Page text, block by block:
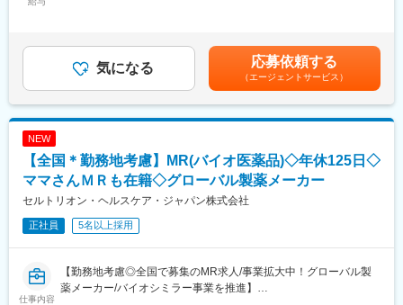
【業務内容】
大手製薬会社などを中心としたクライアントのプロジェクトへの
配属です。担当エリアの医療機関（開業医、病院）を訪問して、
医師、薬剤師に課題解決するための医薬品情報を提供、副作用情
報の収集を行っていただきます。
■新薬のプロモーション
■長期収載品の市場拡大
■ジェネリック医薬品のプロモーション
※プロジェクトの状況によっては、選考保留（ご紹介できるプロジ
ェクトが出るまで保留）となる場合もございますのであらかじめ
変更の範囲：会社の定める業務
これまでのご経験やご希望に合わせてご紹介いたします。
≪配属部門一例≫
・アドバンスド ペイシェント モニタリング（血行動態モニタリン
・オンコロジー営業部
■職務詳細
※配属部署によりますが、基本的には病院、薬局などへの営業とな
ります。
・医療従事者へのトレーニングなど
ます。賃金はあくまでも目安の金額であり、選考を通じて上下す
る可能性があります。月給(月額)は固定手当を含めた表記です。
気になる 応募依頼する
（エージェントサービス）
NEW
【全国＊勤務地考慮】MR(バイオ医薬品)◇年休125日◇
ママさんＭＲも在籍◇グローバル製薬メーカー
セルトリオン・ヘルスケア・ジャパン株式会社
正社員 5名以上採用
仕事内容
【勤務地考慮◎全国で募集のMR求人/事業拡大中！グローバル製
薬メーカー/バイオシミラー事業を推進】